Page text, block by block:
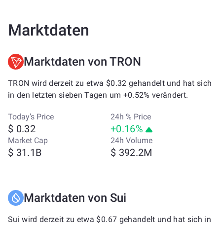
Marktdaten
Marktdaten von TRON
TRON wird derzeit zu etwa $0.32 gehandelt und hat sich
in den letzten sieben Tagen um +0.52% verändert.
Today’s Price
$ 0.32
24h % Price
+0.16%
Market Cap
$ 31.1B
24h Volume
$ 392.2M
Marktdaten von Sui
Sui wird derzeit zu etwa $0.67 gehandelt und hat sich in